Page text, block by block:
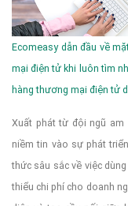
Ecomeasy dẫn đầu về
mại điện tử khi luôn tìm
hàng thương mại điện tử
Xuất phát từ đội ngũ am
niềm tin vào sự phát
thức sâu sắc về việc
thiểu chi phí cho doanh